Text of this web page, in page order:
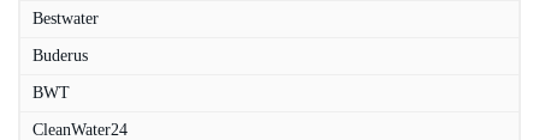
Bestwater
Buderus
BWT
CleanWater24